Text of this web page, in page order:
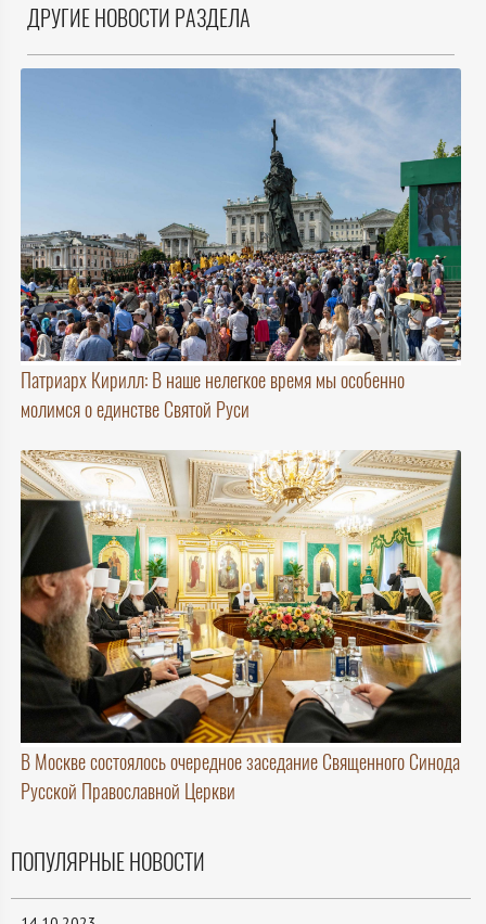
ДРУГИЕ НОВОСТИ РАЗДЕЛА
Патриарх Кирилл: В наше нелегкое время мы особенно
молимся о единстве Святой Руси
В Москве состоялось очередное заседание Священного Синода
Русской Православной Церкви
ПОПУЛЯРНЫЕ НОВОСТИ